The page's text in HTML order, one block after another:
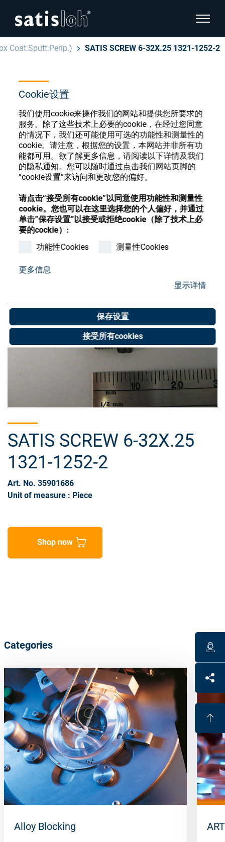
Cookie设置
我们使用cookie来操作我们的网站和提供您所要求的
服务。除了这些技术上必要的cookie，在经过您同意
的情况下，我们还可能使用可选的功能性和测量性的
cookie。请注意，根据您的设置，本网站并非所有功
能都可用。欲了解更多信息，请阅读以下详情及我们
的隐私通知。您可以随时通过点击我们网站页脚的
“cookie设置”来访问和更改您的偏好。
请点击“接受所有cookie”以同意使用功能性和测量性
cookie。您也可以在这里选择您的个人偏好，并通过
单击”保存设置”以接受或拒绝cookie（除了技术上必
要的cockie）:
功能性Cookies
测量性Cookies
更多信息
显示详情
保存设置
接受所有cookies
显示页
眼镜光学
精密光学
加入我们
Store
隐藏页面导航
English
Deutsch
Español
Français
Coat.Sputt.Perip.) SATIS SCREW 6-32X.25 1321-1252-2
眼镜光学耗材商店
注册或登录以访问您的帐户，并了解我们的各
种眼镜光学耗材
注册 登录
SATIS SCREW 6-32X.25
1321-1252-2
Art. No. 35901686
Unit of measure : Piece
Shop now
Categories
Alloy Blocking